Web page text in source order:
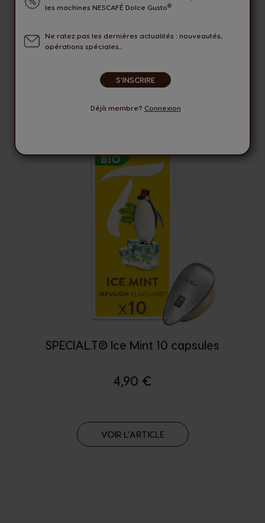
Ceci pourrait aussi
vous intéresser
SPECIAL.T® Ice Mint 10 capsules
4,90 €
VOIR L’ARTICLE
les machines NESCAFÉ Dolce Gusto®
Ne ratez pas les dernières actualités : nouveautés,
opérations spéciales...
S'INSCRIRE
Déjà membre? Connexion